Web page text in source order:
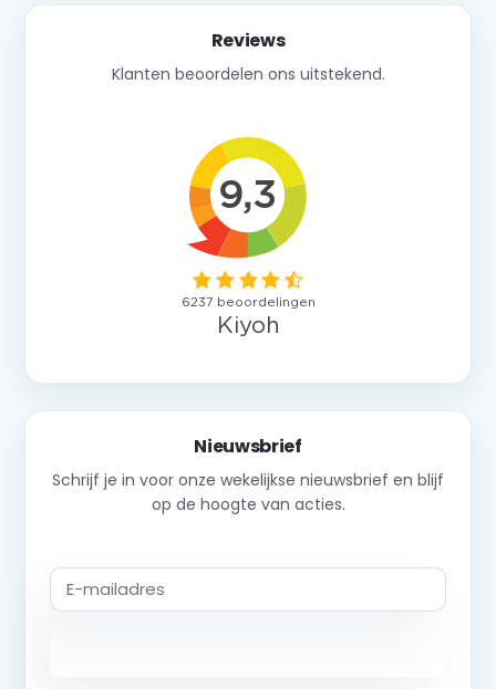
Reviews
Klanten beoordelen ons uitstekend.
Nieuwsbrief
Schrijf je in voor onze wekelijkse nieuwsbrief en blijf
op de hoogte van acties.